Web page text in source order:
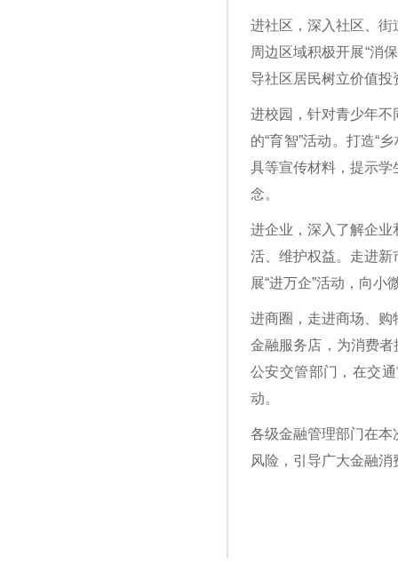
进社区，深入社区、
周边区域积极开展“消
导社区居民树立价值
进校园，针对青少年
的“育智”活动。打造“
具等宣传材料，提示
念。
进企业，深入了解企
活、维护权益。走进
展“进万企”活动，向
进商圈，走进商场、
金融服务店，为消费
公安交管部门，在交
动。
各级金融管理部门在
风险，引导广大金融